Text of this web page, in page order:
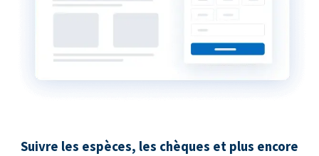
Suivre les espèces, les chèques et plus encore